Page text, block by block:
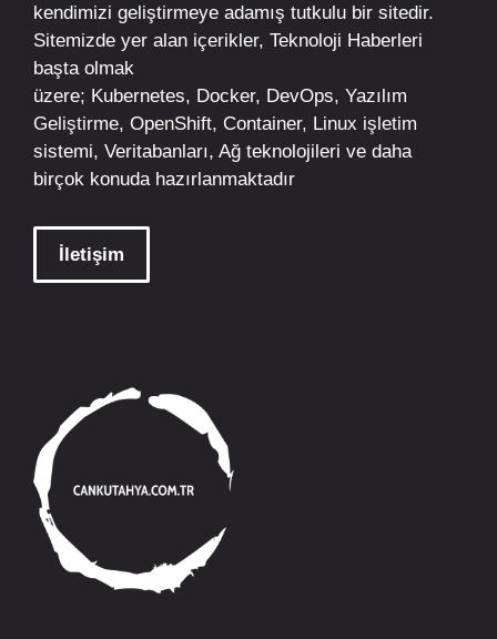
kendimizi geliştirmeye adamış tutkulu bir sitedir.
Sitemizde yer alan içerikler, Teknoloji Haberleri
başta olmak
üzere; Kubernetes, Docker, DevOps, Yazılım
Geliştirme, OpenShift, Container, Linux işletim
sistemi, Veritabanları, Ağ teknolojileri ve daha
birçok konuda hazırlanmaktadır
İletişim